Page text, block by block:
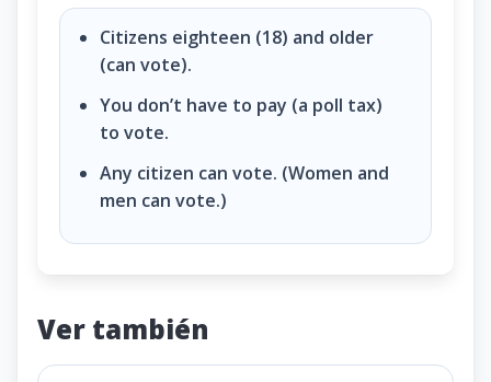
Citizens eighteen (18) and older
(can vote).
You don’t have to pay (a poll tax)
to vote.
Any citizen can vote. (Women and
men can vote.)
Ver también